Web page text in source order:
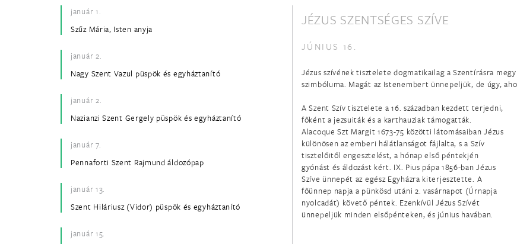
január 1.
Szűz Mária, Isten anyja
január 2.
Nagy Szent Vazul püspök és egyháztanító
január 2.
Nazianzi Szent Gergely püspök és egyháztanító
január 7.
Pennaforti Szent Rajmund áldozópap
január 13.
Szent Hiláriusz (Vidor) püspök és egyháztanító
január 15.
JÉZUS SZENTSÉGES SZÍVE
JÚNIUS 16.
Jézus szívének tisztelete dogmatikailag a Szentírásra
szimbóluma. Magát az Istenembert ünnepeljük, de úgy,
A Szent Szív tisztelete a 16. században kezdett terjedni,
főként a jezsuiták és a karthauziak támogatták.
Alacoque Szt Margit 1673-75 közötti látomásaiban Jézus
különösen az emberi hálátlanságot fájlalta, s a Szív
tisztelőitől engesztelést, a hónap első péntekjén
gyónást és áldozást kért. IX. Pius pápa 1856-ban Jézus
Szíve ünnepét az egész Egyházra kiterjesztette. A
főünnep napja a pünkösd utáni 2. vasárnapot (Úrnapja
nyolcadát) követő péntek. Ezenkívül Jézus Szívét
ünnepeljük minden elsőpénteken, és június havában.